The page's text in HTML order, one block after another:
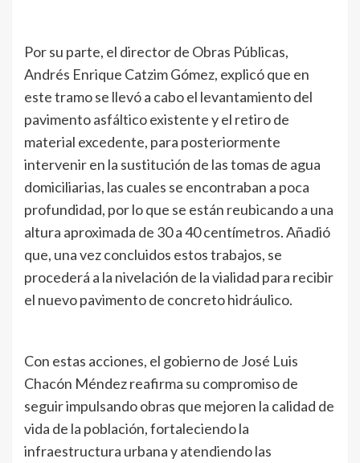
Por su parte, el director de Obras Públicas,
Andrés Enrique Catzim Gómez, explicó que en
este tramo se llevó a cabo el levantamiento del
pavimento asfáltico existente y el retiro de
material excedente, para posteriormente
intervenir en la sustitución de las tomas de agua
domiciliarias, las cuales se encontraban a poca
profundidad, por lo que se están reubicando a una
altura aproximada de 30 a 40 centímetros. Añadió
que, una vez concluidos estos trabajos, se
procederá a la nivelación de la vialidad para recibir
el nuevo pavimento de concreto hidráulico.
Con estas acciones, el gobierno de José Luis
Chacón Méndez reafirma su compromiso de
seguir impulsando obras que mejoren la calidad de
vida de la población, fortaleciendo la
infraestructura urbana y atendiendo las